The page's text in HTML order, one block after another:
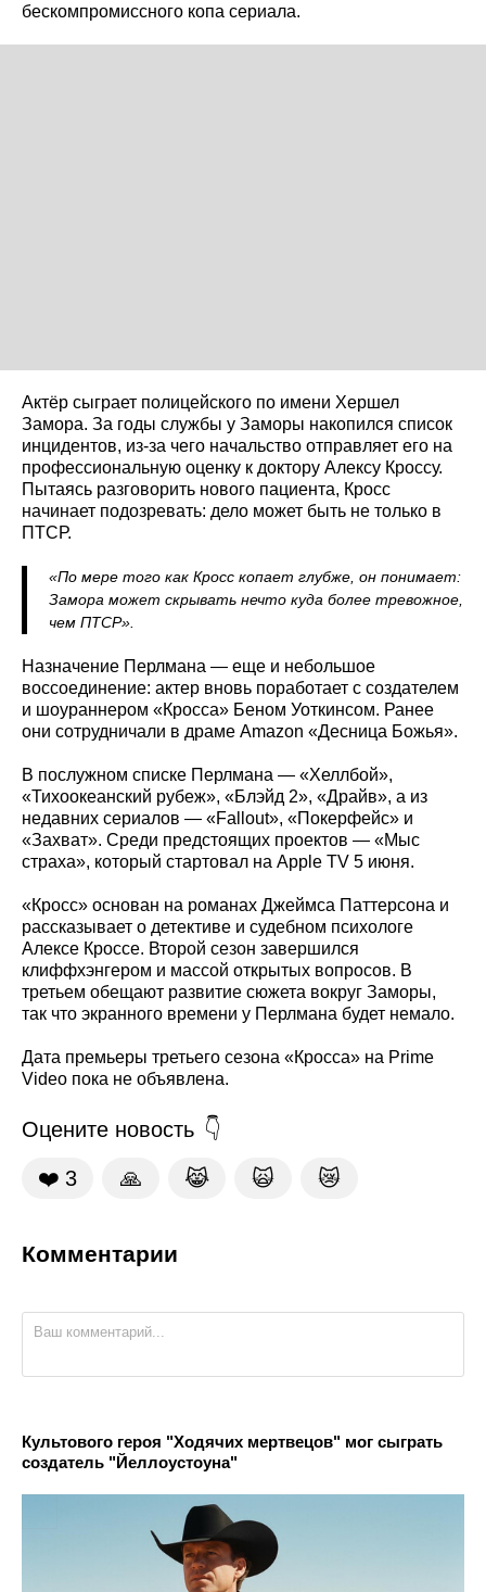
бескомпромиссного копа сериала.
Актёр сыграет полицейского по имени Хершел
Замора. За годы службы у Заморы накопился список
инцидентов, из‑за чего начальство отправляет его на
профессиональную оценку к доктору Алексу Кроссу.
Пытаясь разговорить нового пациента, Кросс
начинает подозревать: дело может быть не только в
ПТСР.
«По мере того как Кросс копает глубже, он понимает:
Замора может скрывать нечто куда более тревожное,
чем ПТСР».
Назначение Перлмана — еще и небольшое
воссоединение: актер вновь поработает с создателем
и шоураннером «Кросса» Беном Уоткинсом. Ранее
они сотрудничали в драме Amazon «Десница Божья».
В послужном списке Перлмана — «Хеллбой»,
«Тихоокеанский рубеж», «Блэйд 2», «Драйв», а из
недавних сериалов — «Fallout», «Покерфейс» и
«Захват». Среди предстоящих проектов — «Мыс
страха», который стартовал на Apple TV 5 июня.
«Кросс» основан на романах Джеймса Паттерсона и
рассказывает о детективе и судебном психологе
Алексе Кроссе. Второй сезон завершился
клиффхэнгером и массой открытых вопросов. В
третьем обещают развитие сюжета вокруг Заморы,
так что экранного времени у Перлмана будет немало.
Дата премьеры третьего сезона «Кросса» на Prime
Video пока не объявлена.
Оцените новость
❤️ 3 🙏 😹 🙀 😿
Комментарии
Культового героя "Ходячих мертвецов" мог сыграть
создатель "Йеллоустоуна"